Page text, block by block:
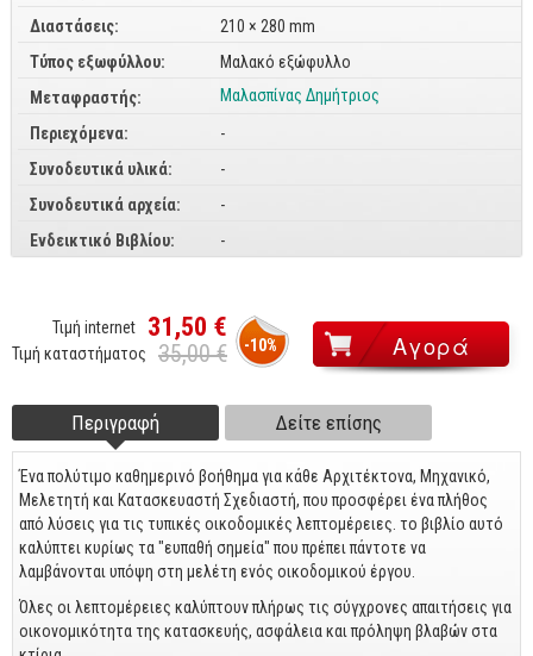
Acrobat
Illustrator
CorelDraw
3ds max
Maya
Πολυμέσα - DTP
Πολυμέσα
Internet
Web Design
Προγραμματισμός
Γενικά
Γενικά Θέματα
Διαστάσεις:
210 × 280 mm
Τύπος εξωφύλλου:
Μαλακό εξώφυλλο
Μεταφραστής:
Μαλασπίνας Δημήτριος
Περιεχόμενα:
-
Συνοδευτικά υλικά:
-
Συνοδευτικά αρχεία:
-
Ενδεικτικό Βιβλίου:
-
-10%
Τιμή internet 31,50 €
Τιμή καταστήματος 35,00 €
Footer tabs
Περιγραφή
καρτέλα)
Δείτε επίσης
Ένα πολύτιμο καθημερινό βοήθημα για κάθε Αρχιτέκτονα, Μηχανικό,
Μελετητή και Κατασκευαστή Σχεδιαστή, που προσφέρει ένα πλήθος
από λύσεις για τις τυπικές οικοδομικές λεπτομέρειες. το βιβλίο αυτό
καλύπτει κυρίως τα "ευπαθή σημεία" που πρέπει πάντοτε να
λαμβάνονται υπόψη στη μελέτη ενός οικοδομικού έργου.
Όλες οι λεπτομέρειες καλύπτουν πλήρως τις σύγχρονες απαιτήσεις για
οικονομικότητα της κατασκευής, ασφάλεια και πρόληψη βλαβών στα